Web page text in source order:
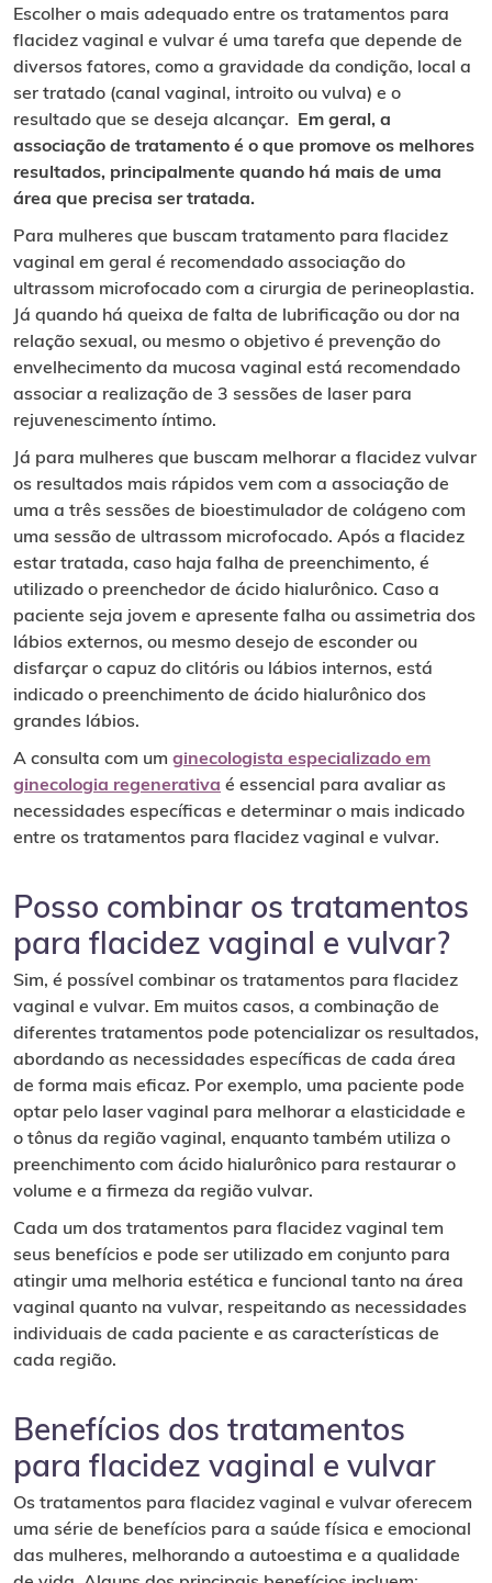
Escolher o mais adequado entre os tratamentos para
flacidez vaginal e vulvar é uma tarefa que depende de
diversos fatores, como a gravidade da condição, local a
ser tratado (canal vaginal, introito ou vulva) e o
resultado que se deseja alcançar. Em geral, a
associação de tratamento é o que promove os melhores
resultados, principalmente quando há mais de uma
área que precisa ser tratada.
Para mulheres que buscam tratamento para flacidez
vaginal em geral é recomendado associação do
ultrassom microfocado com a cirurgia de perineoplastia.
Já quando há queixa de falta de lubrificação ou dor na
relação sexual, ou mesmo o objetivo é prevenção do
envelhecimento da mucosa vaginal está recomendado
associar a realização de 3 sessões de laser para
rejuvenescimento íntimo.
Já para mulheres que buscam melhorar a flacidez vulvar
os resultados mais rápidos vem com a associação de
uma a três sessões de bioestimulador de colágeno com
uma sessão de ultrassom microfocado. Após a flacidez
estar tratada, caso haja falha de preenchimento, é
utilizado o preenchedor de ácido hialurônico. Caso a
paciente seja jovem e apresente falha ou assimetria dos
lábios externos, ou mesmo desejo de esconder ou
disfarçar o capuz do clitóris ou lábios internos, está
indicado o preenchimento de ácido hialurônico dos
grandes lábios.
A consulta com um ginecologista especializado em
ginecologia regenerativa é essencial para avaliar as
necessidades específicas e determinar o mais indicado
entre os tratamentos para flacidez vaginal e vulvar.
Posso combinar os tratamentos
para flacidez vaginal e vulvar?
Sim, é possível combinar os tratamentos para flacidez
vaginal e vulvar. Em muitos casos, a combinação de
diferentes tratamentos pode potencializar os resultados,
abordando as necessidades específicas de cada área
de forma mais eficaz. Por exemplo, uma paciente pode
optar pelo laser vaginal para melhorar a elasticidade e
o tônus da região vaginal, enquanto também utiliza o
preenchimento com ácido hialurônico para restaurar o
volume e a firmeza da região vulvar.
Cada um dos tratamentos para flacidez vaginal tem
seus benefícios e pode ser utilizado em conjunto para
atingir uma melhoria estética e funcional tanto na área
vaginal quanto na vulvar, respeitando as necessidades
individuais de cada paciente e as características de
cada região.
Benefícios dos tratamentos
para flacidez vaginal e vulvar
Os tratamentos para flacidez vaginal e vulvar oferecem
uma série de benefícios para a saúde física e emocional
das mulheres, melhorando a autoestima e a qualidade